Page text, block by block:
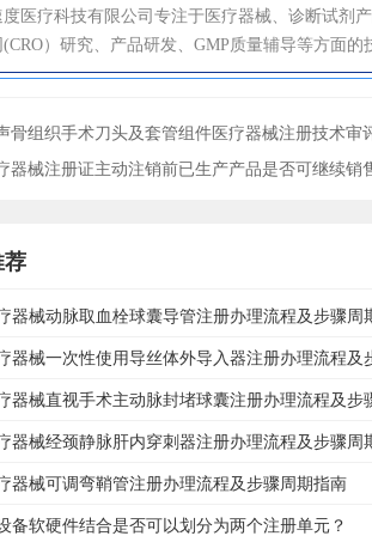
医疗科技有限公司专注于医疗器械、诊断试剂
）研究、产品研发、GMP质量辅导等方面的
骨组织手术刀头及套管组件医疗器械注册技术审
器械注册证主动注销前已生产产品是否可继续销
荐
器械动脉取血栓球囊导管注册办理流程及步骤周
器械一次性使用导丝体外导入器注册办理流程及
器械直视手术主动脉封堵球囊注册办理流程及步
器械经颈静脉肝内穿刺器注册办理流程及步骤周
器械可调弯鞘管注册办理流程及步骤周期指南
备软硬件结合是否可以划分为两个注册单元？